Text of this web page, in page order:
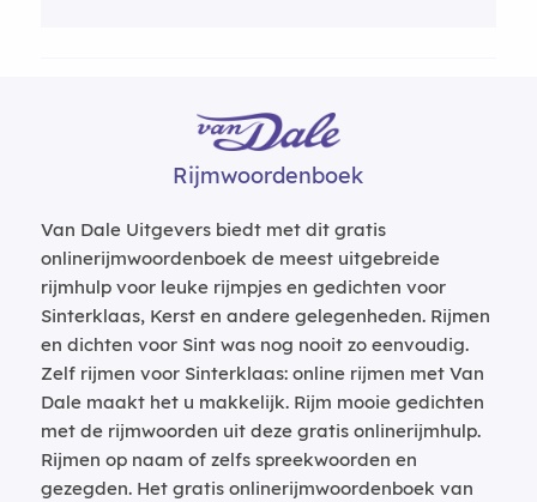
Rijmwoordenboek
Van Dale Uitgevers biedt met dit gratis
onlinerijmwoordenboek de meest uitgebreide
rijmhulp voor leuke rijmpjes en gedichten voor
Sinterklaas, Kerst en andere gelegenheden. Rijmen
en dichten voor Sint was nog nooit zo eenvoudig.
Zelf rijmen voor Sinterklaas: online rijmen met Van
Dale maakt het u makkelijk. Rijm mooie gedichten
met de rijmwoorden uit deze gratis onlinerijmhulp.
Rijmen op naam of zelfs spreekwoorden en
gezegden. Het gratis onlinerijmwoordenboek van